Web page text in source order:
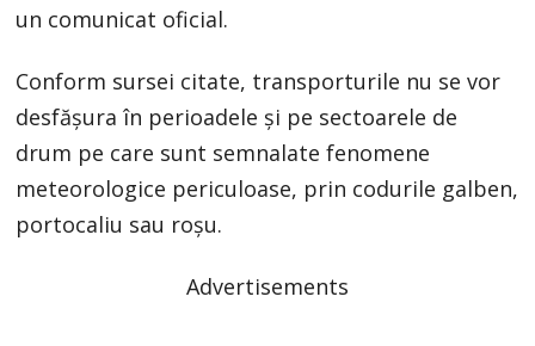
un comunicat oficial.
Conform sursei citate, transporturile nu se vor
desfășura în perioadele și pe sectoarele de
drum pe care sunt semnalate fenomene
meteorologice periculoase, prin codurile galben,
portocaliu sau roșu.
Advertisements